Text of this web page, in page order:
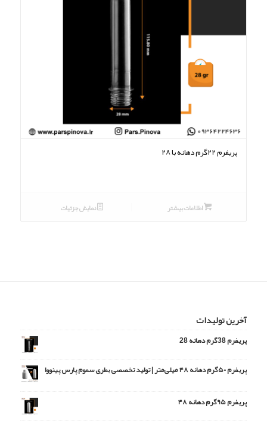
پریفرم ۲۲گرم دهانه با ۲۸
اطلاعات بیشتر نمایش جزئیات
آخرین تولیدات
پریفرم 38گرم دهانه 28
پریفرم ۵۰گرم دهانه ۴۸ میلی‌متر | تولید تخصصی بطری سموم پارس پینووا
پریفرم ۹۵گرم دهانه ۴۸